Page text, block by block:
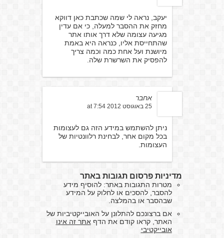
יעקב, נראה לי שמה שכתבת כאן דווקא
מחזק את ההסבר למעלה, כי אם עדין
מגיעה עצומה שלא דרך אותו אתר
שהתחייסת אליו, כנראה היא באמת
מיושנת ועל אחת כמה וכמה צריך
להפסיק את השרשרת שלה.
אחבר
25 באוגוסט 2012 at 7:54
ניתן להשתמש במידע הזה גם לעצומות
בכל מקום אחר, לבחינת רלוונטיות של
העצומות.
מדיניות פרסום תגובות באתר
מטרות התגובות באתר: להוסיף מידע
להסבר, להסכים או לחלוק על המידע
שבהסבר או בהמלצה.
אם ברצונכם להתלונן על האובייקטיביות של
האתר, קראו קודם את הדף אתר זה אינו
אובייקטיבי